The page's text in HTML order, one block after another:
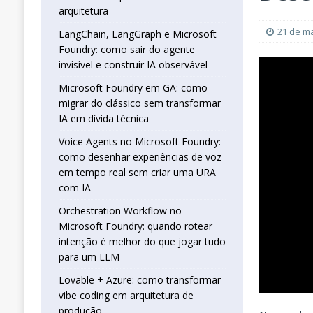
que jogar tudo para um LLM
[ 25 de abril de 2026 ]
21 de
arquitetura
LangChain, LangGraph e Microsoft
Foundry: como sair do agente
invisível e construir IA observável
Microsoft Foundry em GA: como
migrar do clássico sem transformar
IA em dívida técnica
Voice Agents no Microsoft Foundry:
como desenhar experiências de voz
em tempo real sem criar uma URA
com IA
Orchestration Workflow no
Microsoft Foundry: quando rotear
intenção é melhor do que jogar tudo
para um LLM
Lovable + Azure: como transformar
vibe coding em arquitetura de